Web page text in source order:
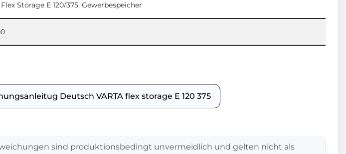
Flex Storage E 120/375, Gewerbespeicher
Deutsch VARTA flex storage E 120 375
sind produktionsbedingt unvermeidlich und gelten nicht als